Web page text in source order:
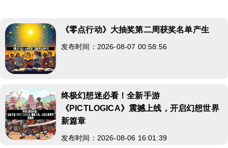
《零点行动》大抽奖第二周获奖名单产生
发布时间：2026-08-07 00:58:56
终极幻想迷必看！全新手游
《PICTLOGICA》震撼上线，开启幻想世界
新篇章
发布时间：2026-08-06 16:01:39